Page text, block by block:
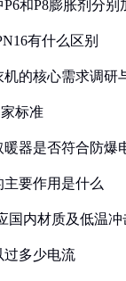
和P8膨胀剂分别
有什么区别
机的核心需求调研
标准
器是否符合防爆
要作用是什么
国内材质及低温冲
过多少电流